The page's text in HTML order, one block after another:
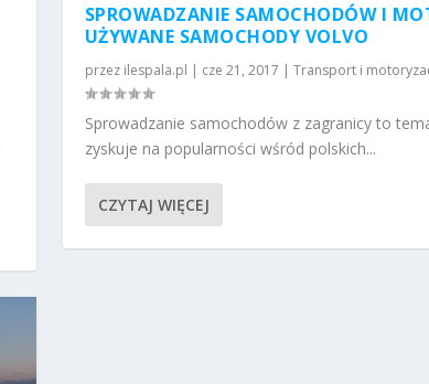
SPROWADZANIE SAMOCHODÓW I
UŻYWANE SAMOCHODY VOLVO
przez ilespala.pl | cze 21, 2017 | Transport i
Sprowadzanie samochodów z zagranicy to
zyskuje na popularności wśród polskich...
CZYTAJ WIĘCEJ